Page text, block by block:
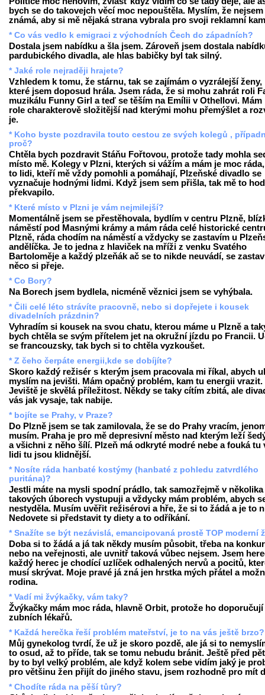
bych se do takovejch věcí moc nepouštěla. Myslím, že nejsem
známá, aby si mě nějaká strana vybrala pro svoji reklamní
* Co vás vedlo k emigraci z východních Čech do západních?
Dostala jsem nabídku a šla jsem. Zároveň jsem dostala
pardubického divadla, ale hlas babičky byl tak silný.
* Jaké role nejraději hrajete?
Vzhledem k tomu, že stárnu, tak se zajímám o vyzrálejší ženy,
které jsem doposud hrála. Jsem ráda, že si mohu zahrát roli
muzikálu Funny Girl a teď se těším na Emílii v Othellovi. Mám
role charakterově složitější nad kterými mohu přemýšlet a
je.
* Koho byste pozdravila touto cestou ze svých kolegů ,
proč?
Chtěla bych pozdravit Stáňu Fořtovou, protože tady mohla
místo mě. Kolegy v Plzni, kterých si vážím a mám je moc
to lidi, kteří mě vždy pomohli a pomáhají, Plzeňské divadlo se
vyznačuje hodnými lidmi. Když jsem sem přišla, tak mě to
překvapilo.
* Které místo v Plzni je vám nejmilejší?
Momentálně jsem se přestěhovala, bydlím v centru Plzně,
náměstí pod Masnými krámy a mám ráda celé historické
Plzně, ráda chodím na náměstí a vždycky se zastavím u
andělíčka. Je to jedna z hlaviček na mříži z venku Svatého
Bartoloměje a každý plzeňák ač se to nikde neuvádí, se
něco si přeje.
* Co Bory?
Na Borech jsem bydlela, nicméně věznici jsem se vyhýbala.
* Čili celé léto strávíte pracovně, nebo si dopřejete i kousek
divadelních prázdnin?
Vyhradím si kousek na svou chatu, kterou máme u Plzně a
bych chtěla se svým přítelem jet na okružní jízdu po Francii.
se francouzsky, tak bych si to chtěla vyzkoušet.
* Z čeho čerpáte energii,kde se dobíjíte?
Skoro každý režisér s kterým jsem pracovala mi říkal, abych
myslím na jevišti. Mám opačný problém, kam tu energii vrazit.
Jeviště je skvělá příležitost. Někdy se taky cítím zbitá, ale
vás jak vysaje, tak nabije.
* bojíte se Prahy, v Praze?
Do Plzně jsem se tak zamilovala, že se do Prahy vracím,
musím. Praha je pro mě depresivní město nad kterým leží
a všichni z něho šílí. Plzeň má odkryté modré nebe a fouká tu
lidi tu jsou klidnější.
* Nosíte ráda hanbaté kostýmy (hanbaté z pohledu zatvrdlého
puritána)?
Jestli máte na mysli spodní prádlo, tak samozřejmě v několika
takových úborech vystupuji a vždycky mám problém, abych
nestyděla. Musím uvěřit režisérovi a hře, že si to žádá a je to
Nedovete si představit ty diety a to odříkání.
* Snažíte se být nezávislá, emancipovaná prostě TOP moderní
Doba si to žádá a já tak někdy musím působit, třeba na
nebo na veřejnosti, ale uvnitř taková vůbec nejsem. Jsem
každý herec je chodící uzlíček odhalených nervů a pocitů,
musí skrývat. Moje pravé já zná jen hrstka mých přátel a
rodina.
* Vadí mi žvýkačky, vám taky?
Žvýkačky mám moc ráda, hlavně Orbit, protože ho doporučují
zubních lékařů.
* Každá herečka řeší problém mateřství, je to na vás ještě brzo?
Můj gynekolog tvrdí, že už je skoro pozdě, ale já si to
to osud, až to příde, tak se tomu nebudu bránit. Ještě před
by to byl velký problém, ale když kolem sebe vidím jaký je
pro většinu žen přijít do jiného stavu, jsem rozhodně pro mít
* Chodíte ráda na pěší tůry?